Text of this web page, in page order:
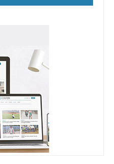
e ajude-nos a manter este serviço